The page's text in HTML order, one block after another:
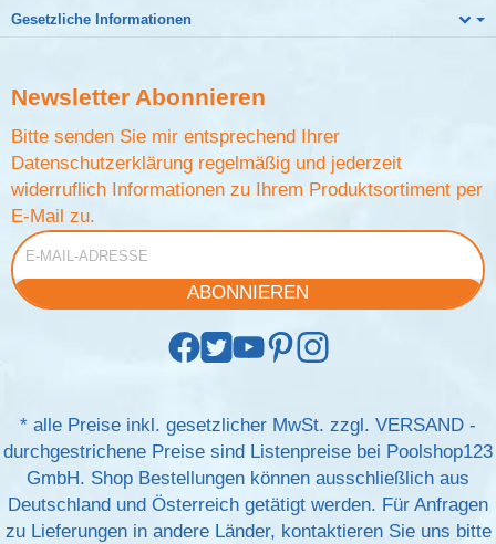
Gesetzliche Informationen
Newsletter Abonnieren
Bitte senden Sie mir entsprechend Ihrer
Datenschutzerklärung regelmäßig und jederzeit
widerruflich Informationen zu Ihrem Produktsortiment per
E-Mail zu.
E-Mail-Adresse
ABONNIEREN
* alle Preise inkl. gesetzlicher MwSt. zzgl. VERSAND -
durchgestrichene Preise sind Listenpreise bei Poolshop123
GmbH. Shop Bestellungen können ausschließlich aus
Deutschland und Österreich getätigt werden. Für Anfragen
zu Lieferungen in andere Länder, kontaktieren Sie uns bitte